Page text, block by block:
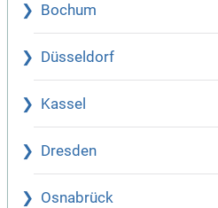
Bochum
Düsseldorf
Kassel
Dresden
Osnabrück